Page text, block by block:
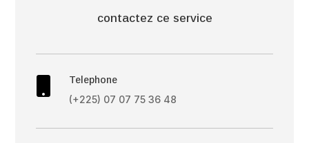
contactez ce service
Telephone
(+225) 07 07 75 36 48